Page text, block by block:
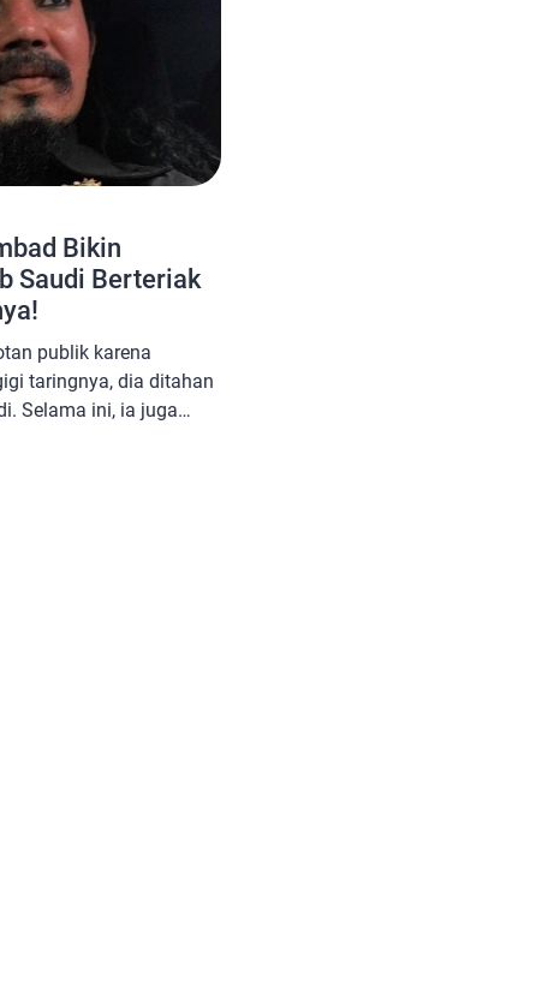
Bikin
Saudi Berteriak
publik karena
taringnya, dia ditahan
Selama ini, ia juga
yang memiliki aura
gimbal, kumis,